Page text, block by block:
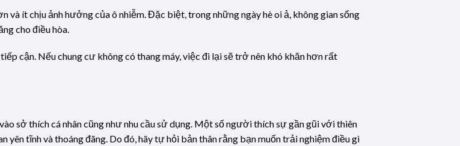
ít chịu ảnh hưởng của ô nhiễm. Đặc biệt, trong những ngày hè oi ả, không gian sống
cho điều hòa.
cận. Nếu chung cư không có thang máy, việc đi lại sẽ trở nên khó khăn hơn rất
sở thích cá nhân cũng như nhu cầu sử dụng. Một số người thích sự gần gũi với thiên
tĩnh và thoáng đãng. Do đó, hãy tự hỏi bản thân rằng bạn muốn trải nghiệm điều gì